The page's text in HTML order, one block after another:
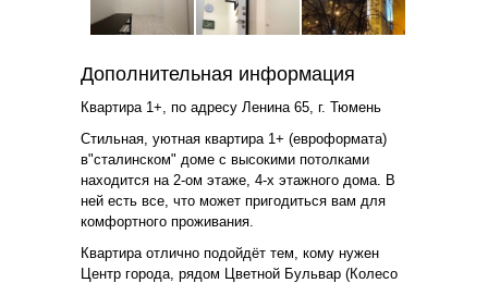
Дополнительная информация
Квартира 1+, по адресу Ленина 65, г. Тюмень
Стильная, уютная квартира 1+ (евроформата)
в"сталинском" доме с высокими потолками
находится на 2-ом этаже, 4-х этажного дома. В
ней есть все, что может пригодиться вам для
комфортного проживания.
Квартира отлично подойдёт тем, кому нужен
Центр города, рядом Цветной Бульвар (Колесо